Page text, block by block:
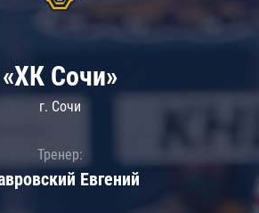
«ХК Сочи»
г. Сочи
Тренер:
Евгений